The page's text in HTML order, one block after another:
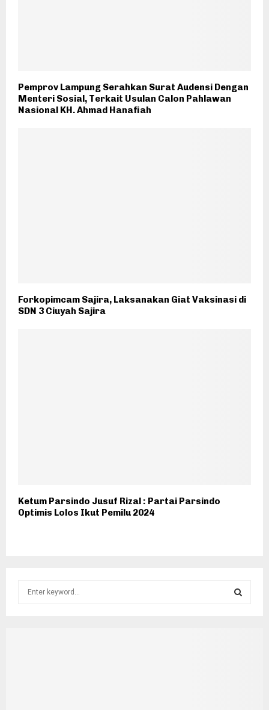
Pemprov Lampung Serahkan Surat Audensi Dengan
Menteri Sosial, Terkait Usulan Calon Pahlawan
Nasional KH. Ahmad Hanafiah
Forkopimcam Sajira, Laksanakan Giat Vaksinasi di
SDN 3 Ciuyah Sajira
Ketum Parsindo Jusuf Rizal : Partai Parsindo
Optimis Lolos Ikut Pemilu 2024